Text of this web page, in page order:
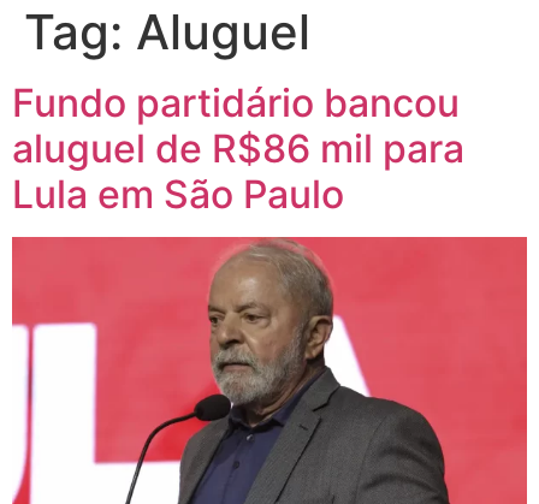
Tag: Aluguel
Fundo partidário bancou
aluguel de R$86 mil para
Lula em São Paulo